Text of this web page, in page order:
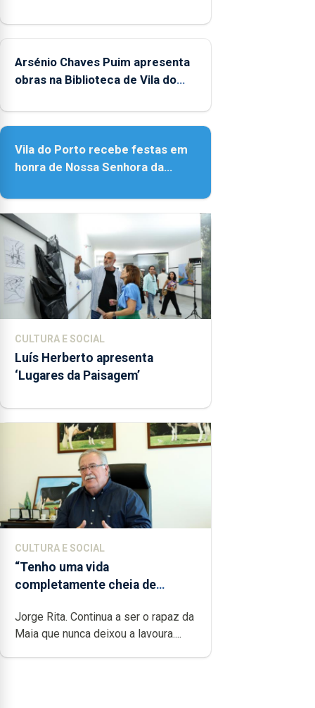
14h00 e
18h00.
Arsénio Chaves Puim apresenta
obras na Biblioteca de Vila do
Vila do Porto recebe festas em
honra de Nossa Senhora da
CULTURA E SOCIAL
Luís Herberto apresenta
‘Lugares da Paisagem’
CULTURA E SOCIAL
“Tenho uma vida
completamente cheia de
muita paixão”
Jorge Rita. Continua a ser o rapaz da
Maia que nunca deixou a lavoura....